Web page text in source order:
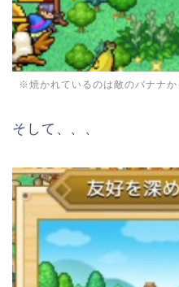
※焼かれているのは敵のバナナ
そして、、、